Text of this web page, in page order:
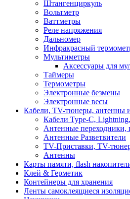
Штангенциркуль
Вольтметр
Ваттметры
Реле напряжения
Дальномер
Инфракрасный
Мультиметры
Аксессуары для
Таймеры
Термометры
Электронные безмены
Электронные весы
Кабели, TV-тюнеры, антенны
Кабели Type-C,
Антенные переходники,
Антенные Разветвители
TV-Приставки, TV-
Антенны
Карты памяти, flash
Клей & Герметик
Контейнеры для хранения
Ленты самоклеящиеся